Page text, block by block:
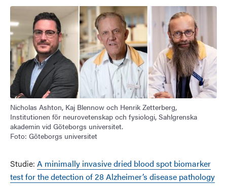
Nicholas Ashton, Kaj Blennow och Henrik Zetterberg,
Institutionen för neurovetenskap och fysiologi, Sahlgrenska
akademin vid Göteborgs universitet.
Foto: Göteborgs universitet
Studie: A minimally invasive dried blood spot biomarker
test for the detection of 28 Alzheimer’s disease pathology